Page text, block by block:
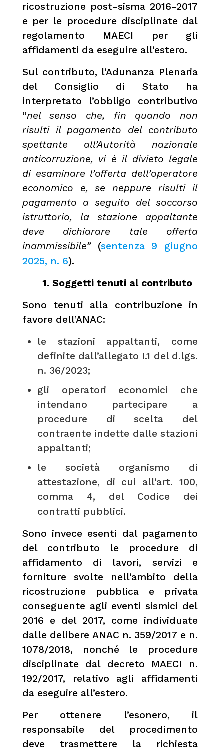
ricostruzione post-sisma 2016-2017
e per le procedure disciplinate dal
regolamento MAECI per gli
affidamenti da eseguire all’estero.
Sul contributo, l’Adunanza Plenaria
del Consiglio di Stato ha
interpretato l’obbligo contributivo
“nel senso che, fin quando non
risulti il pagamento del contributo
spettante all’Autorità nazionale
anticorruzione, vi è il divieto legale
di esaminare l’offerta dell’operatore
economico e, se neppure risulti il
pagamento a seguito del soccorso
istruttorio, la stazione appaltante
deve dichiarare tale offerta
inammissibile” (sentenza 9 giugno
2025, n. 6).
1. Soggetti tenuti al contributo
Sono tenuti alla contribuzione in
favore dell’ANAC:
le stazioni appaltanti, come
definite dall’allegato I.1 del d.lgs.
n. 36/2023;
gli operatori economici che
intendano partecipare a
procedure di scelta del
contraente indette dalle stazioni
appaltanti;
le società organismo di
attestazione, di cui all’art. 100,
comma 4, del Codice dei
contratti pubblici.
Sono invece esenti dal pagamento
del contributo le procedure di
affidamento di lavori, servizi e
forniture svolte nell’ambito della
ricostruzione pubblica e privata
conseguente agli eventi sismici del
2016 e del 2017, come individuate
dalle delibere ANAC n. 359/2017 e n.
1078/2018, nonché le procedure
disciplinate dal decreto MAECI n.
192/2017, relativo agli affidamenti
da eseguire all’estero.
Per ottenere l’esonero, il
responsabile del procedimento
deve trasmettere la richiesta